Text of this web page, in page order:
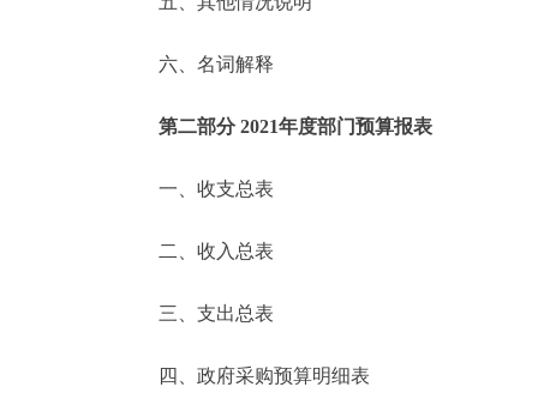
中介服务
政民互动
12345网上接诉即办
参与调查
走进北京
北京概况
六、名词解释
第二部分 2021年度部门预算报表
一、收支总表
二、收入总表
三、支出总表
四、政府采购预算明细表